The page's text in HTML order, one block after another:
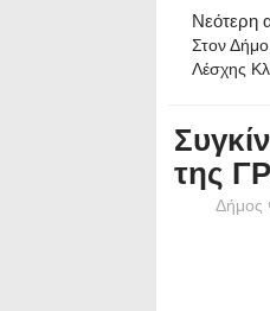
Νεότερη
Στον Δήμο
Λέσχης
της
Δήμος